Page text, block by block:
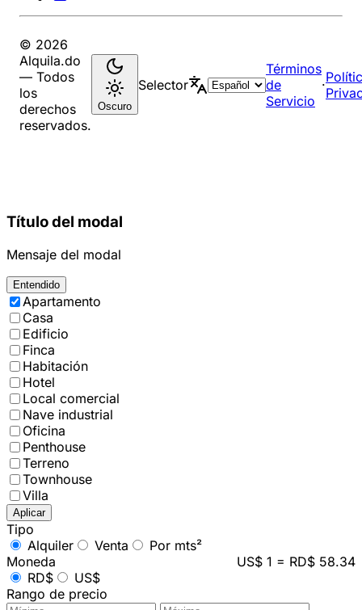
© 2026
Alquila.do
— Todos
los
derechos
reservados.
Oscuro
Selector
Términos
de
Servicio
·
Título del modal
Mensaje del modal
Entendido
Apartamento
Casa
Edificio
Finca
Habitación
Hotel
Local comercial
Nave industrial
Oficina
Penthouse
Terreno
Townhouse
Villa
Aplicar
Tipo
Alquiler
Venta
Por mts²
Moneda
US$ 1 = RD$ 58.34
RD$
US$
Rango de precio